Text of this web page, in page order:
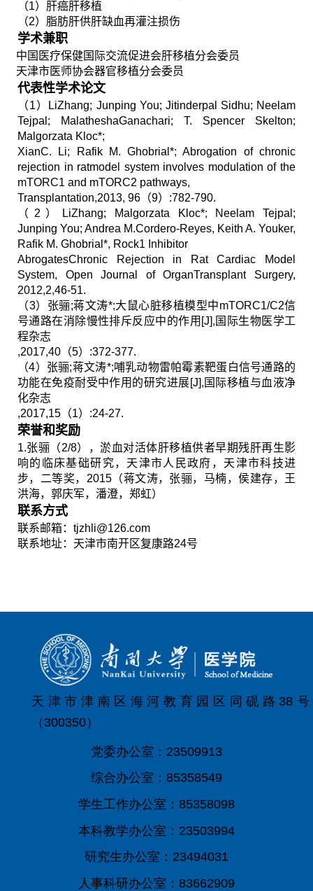
（1）肝癌肝移植
（2）脂肪肝供肝缺血再灌注损伤
学术兼职
中国医疗保健国际交流促进会肝移植分会委员
天津市医师协会器官移植分会委员
代表性学术论文
（1）
LiZhang; Junping You; Jitinderpal Sidhu; Neelam
Tejpal; MalatheshaGanachari; T. Spencer Skelton;
Malgorzata Kloc*;
XianC. Li; Rafik M. Ghobrial*; Abrogation of chronic
rejection in ratmodel system involves modulation of the
mTORC1 and mTORC2 pathways,
Transplantation,2013, 96 （9） :782-790.
（ 2 ）
LiZhang; Malgorzata Kloc*; Neelam Tejpal;
Junping You; Andrea M.Cordero-Reyes, Keith A. Youker,
Rafik M. Ghobrial*, Rock1 Inhibitor
AbrogatesChronic Rejection in Rat Cardiac Model
System, Open Journal of OrganTransplant Surgery,
2012,2,46-51.
（3）张骊;蒋文涛*;大鼠心脏移植模型中mTORC1/C2信
号通路在消除慢性排斥反应中的作用 [J], 国际生物医学工
程杂志
,2017,40 （5） :372-377.
（4）张骊;蒋文涛*;哺乳动物雷帕霉素靶蛋白信号通路的
功能在免疫耐受中作用的研究进展[J], 国际移植与血液净
化杂志
,2017,15 （1） :24-27.
荣誉和奖励
1.张骊（2/8），淤血对活体肝移植供者早期残肝再生影
响的临床基础研究，天津市人民政府，天津市科技进
步，二等奖， 2015（蒋文涛，张骊，马楠，侯建存，王
洪海，郭庆军，潘澄，郑虹）
联系方式
联系邮箱： tjzhli@126.com
联系地址：天津市南开区复康路24号
天津市津南区海河教育园区同砚路38号
（300350）
党委办公室：23509913
综合办公室：85358549
学生工作办公室：85358098
本科教学办公室：23503994
研究生办公室：23494031
人事科研办公室：83662909